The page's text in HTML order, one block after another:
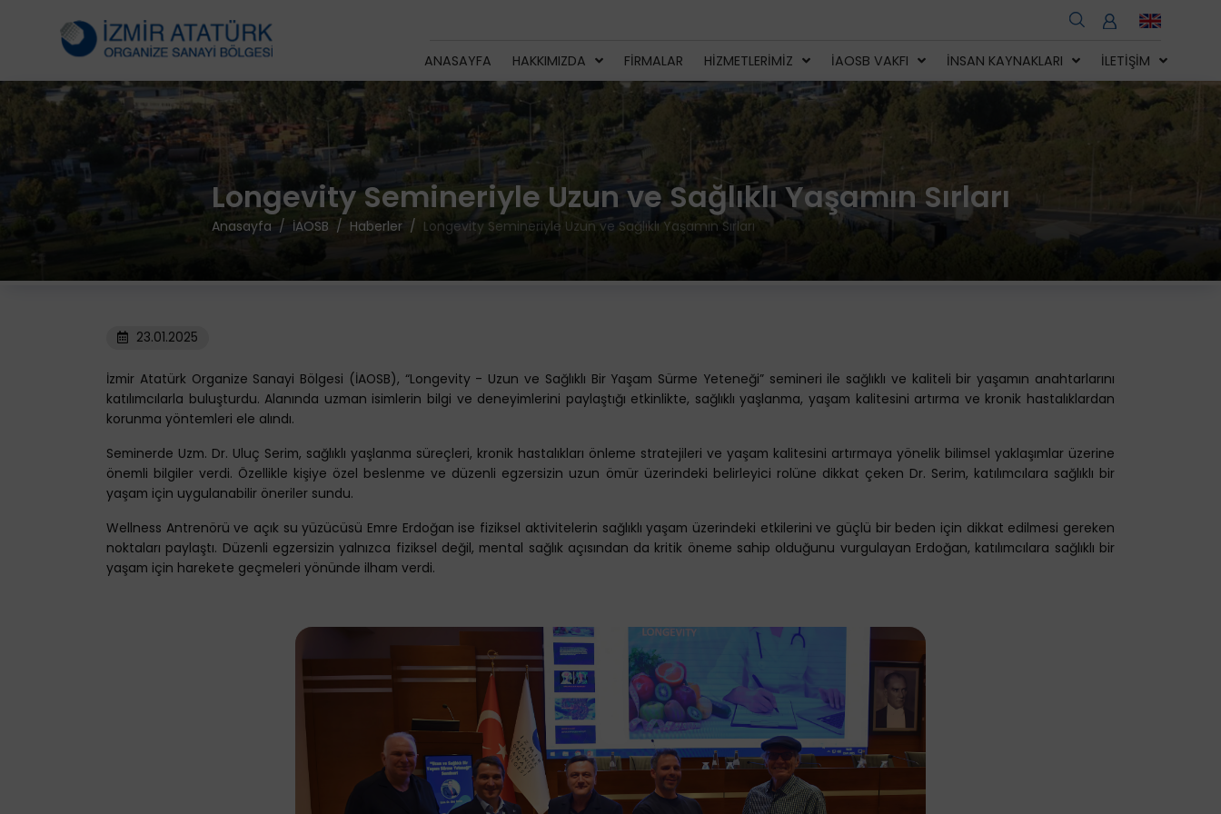
ANASAYFA HAKKIMIZDA FIRMALAR HIZMETLERIMIZ İAOSB VAKFI İNSAN KAYNAKLARI İLETIŞIM
Longevity Semineriyle Uzun ve Sağlıklı Yaşamın Sırları
Anasayfa İAOSB Haberler Longevity Semineriyle Uzun ve Sağlıklı Yaşamın Sırları
23.01.2025
İzmir Atatürk Organize Sanayi Bölgesi (İAOSB), “Longevity - Uzun ve Sağlıklı Bir Yaşam Sürme Yeteneği” semineri ile sağlıklı ve kaliteli bir yaşamın anahtarlarını
katılımcılarla buluşturdu. Alanında uzman isimlerin bilgi ve deneyimlerini paylaştığı etkinlikte, sağlıklı yaşlanma, yaşam kalitesini artırma ve kronik hastalıklardan
korunma yöntemleri ele alındı.
Seminerde Uzm. Dr. Uluç Serim, sağlıklı yaşlanma süreçleri, kronik hastalıkları önleme stratejileri ve yaşam kalitesini artırmaya yönelik bilimsel yaklaşımlar üzerine
önemli bilgiler verdi. Özellikle kişiye özel beslenme ve düzenli egzersizin uzun ömür üzerindeki belirleyici rolüne dikkat çeken Dr. Serim, katılımcılara sağlıklı bir
yaşam için uygulanabilir öneriler sundu.
Wellness Antrenörü ve açık su yüzücüsü Emre Erdoğan ise fiziksel aktivitelerin sağlıklı yaşam üzerindeki etkilerini ve güçlü bir beden için dikkat edilmesi gereken
noktaları paylaştı. Düzenli egzersizin yalnızca fiziksel değil, mental sağlık açısından da kritik öneme sahip olduğunu vurgulayan Erdoğan, katılımcılara sağlıklı bir
yaşam için harekete geçmeleri yönünde ilham verdi.